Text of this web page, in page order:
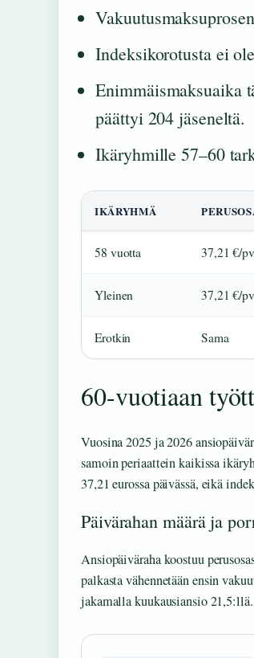
Indeksikorotusta ei
Enimmäismaksuaika
päättyi 204 jäseneltä.
Ikäryhmille 57–60
IKÄRYHMÄ
58 vuotta 37,21 €/pv
Yleinen 37,21 €/pv
Erotkin Sama
60-vuotiaan
Vuosina 2025 ja 2026
samoin periaattein kaikissa
37,21 eurossa päivässä, eikä
Päivärahan määrä ja
Ansiopäiväraha koostuu
palkasta vähennetään ensin
jakamalla kuukausiansio 21,5:llä.